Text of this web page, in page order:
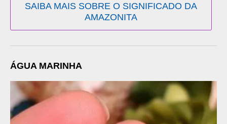
SAIBA MAIS SOBRE O SIGNIFICADO DA
AMAZONITA
ÁGUA MARINHA